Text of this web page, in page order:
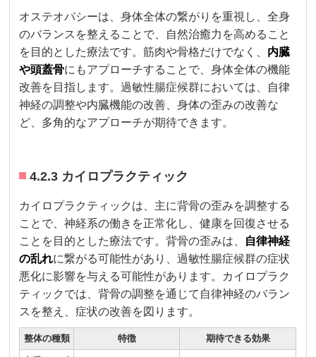
オステオパシーは、身体全体の繋がりを重視し、全身
のバランスを整えることで、自然治癒力を高めること
を目的とした療法です。筋肉や骨格だけでなく、 内臓
や頭蓋骨にもアプローチすることで、身体全体の機能
改善を目指します。過敏性腸症候群においては、自律
神経の調整や内臓機能の改善、身体の歪みの改善な
ど、多角的なアプローチが期待できます。
4.2.3 カイロプラクティック
カイロプラクティックは、主に背骨の歪みを調整する
ことで、神経系の働きを正常化し、健康を回復させる
ことを目的とした療法です。背骨の歪みは、
自律神経
の乱れに繋がる可能性があり、過敏性腸症候群の症状
悪化に影響を与える可能性があります。カイロプラク
ティックでは、背骨の調整を通じて自律神経のバラン
スを整え、症状の改善を図ります。
整体の種類 特徴 期待できる効果